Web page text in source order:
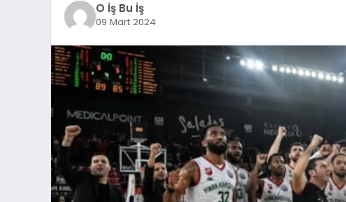
O İş Bu İş
09 Mart 2024